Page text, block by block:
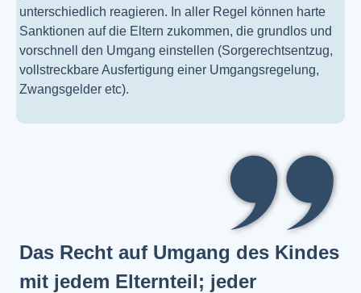
unterschiedlich reagieren. In aller Regel können harte
Sanktionen auf die Eltern zukommen, die grundlos und
vorschnell den Umgang einstellen (Sorgerechtsentzug,
vollstreckbare Ausfertigung einer Umgangsregelung,
Zwangsgelder etc).
Das Recht auf Umgang des Kindes
mit jedem Elternteil; jeder